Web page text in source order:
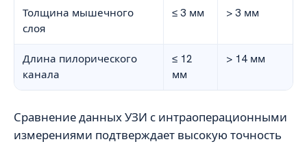
Толщина мышечного
слоя
≤ 3 мм > 3 мм
Длина пилорического
канала
≤ 12
мм
> 14 мм
Сравнение данных УЗИ с интраоперационными
измерениями подтверждает высокую точность